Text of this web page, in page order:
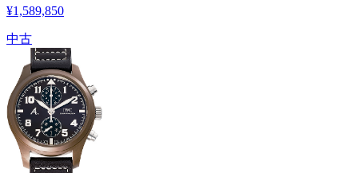
¥1,589,850
中古